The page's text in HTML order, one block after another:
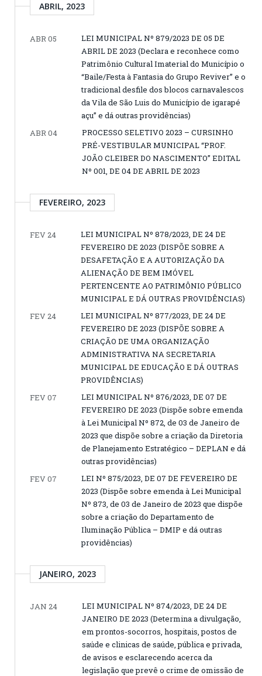
ABRIL, 2023
ABR 05
LEI MUNICIPAL Nº 879/2023 DE 05 DE
ABRIL DE 2023 (Declara e reconhece como
Patrimônio Cultural Imaterial do Município o
“Baile/Festa à Fantasia do Grupo Reviver” e o
tradicional desfile dos blocos carnavalescos
da Vila de São Luis do Município de igarapé
açu” e dá outras providências)
ABR 04
PROCESSO SELETIVO 2023 – CURSINHO
PRÉ-VESTIBULAR MUNICIPAL “PROF.
JOÃO CLEIBER DO NASCIMENTO” EDITAL
Nº 001, DE 04 DE ABRIL DE 2023
FEVEREIRO, 2023
FEV 24
LEI MUNICIPAL Nº 878/2023, DE 24 DE
FEVEREIRO DE 2023 (DISPÕE SOBRE A
DESAFETAÇÃO E A AUTORIZAÇÃO DA
ALIENAÇÃO DE BEM IMÓVEL
PERTENCENTE AO PATRIMÔNIO PÚBLICO
MUNICIPAL E DÁ OUTRAS PROVIDÊNCIAS)
FEV 24
LEI MUNICIPAL Nº 877/2023, DE 24 DE
FEVEREIRO DE 2023 (DISPÕE SOBRE A
CRIAÇÃO DE UMA ORGANIZAÇÃO
ADMINISTRATIVA NA SECRETARIA
MUNICIPAL DE EDUCAÇÃO E DÁ OUTRAS
PROVIDÊNCIAS)
FEV 07
LEI MUNICIPAL Nº 876/2023, DE 07 DE
FEVEREIRO DE 2023 (Dispõe sobre emenda
à Lei Municipal Nº 872, de 03 de Janeiro de
2023 que dispõe sobre a criação da Diretoria
de Planejamento Estratégico – DEPLAN e dá
outras providências)
FEV 07
LEI Nº 875/2023, DE 07 DE FEVEREIRO DE
2023 (Dispõe sobre emenda à Lei Municipal
Nº 873, de 03 de Janeiro de 2023 que dispõe
sobre a criação do Departamento de
Iluminação Pública – DMIP e dá outras
providências)
JANEIRO, 2023
JAN 24
LEI MUNICIPAL Nº 874/2023, DE 24 DE
JANEIRO DE 2023 (Determina a divulgação,
em prontos-socorros, hospitais, postos de
saúde e clinicas de saúde, pública e privada,
de avisos e esclarecendo acerca da
legislação que prevê o crime de omissão de